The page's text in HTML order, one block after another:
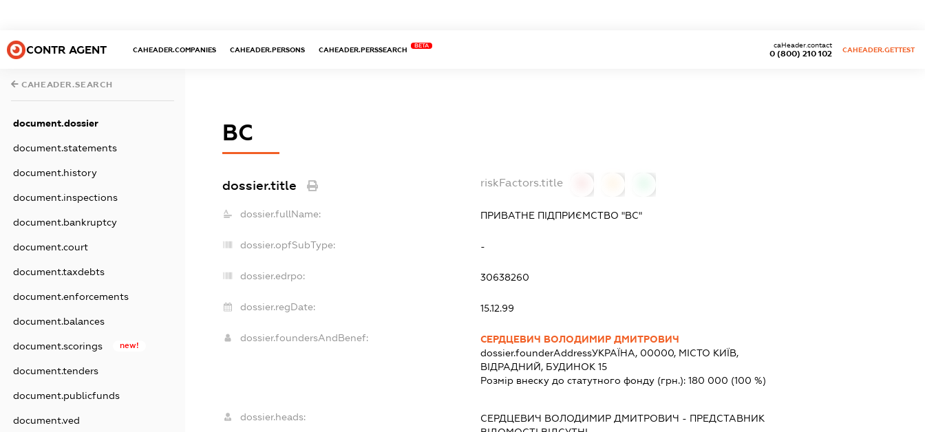
CONTR AGENT CAHEADER.COMPANIES CAHEADER.PERSONS CAHEADER.PERSSEARCH
BETA
0 (800) 210 102
caHeader.contact
CAHEADER.GETTEST
CAHEADER.SEARCH
document.dossier
document.statements
document.history
document.inspections
document.bankruptcy
document.court
document.taxdebts
document.enforcements
document.balances
document.scorings new!
document.tenders
document.publicfunds
document.ved
ВС
dossier.title riskFactors.title
dossier.fullName: ПРИВАТНЕ ПІДПРИЄМСТВО "ВС"
dossier.opfSubType: -
dossier.edrpo: 30638260
dossier.regDate: 15.12.99
dossier.foundersAndBenef:
СЕРДЦЕВИЧ ВОЛОДИМИР ДМИТРОВИЧ
dossier.founderAddressУКРАЇНА, 00000, МІСТО КИЇВ,
ВІДРАДНИЙ, БУДИНОК 15
Розмір внеску до статутного фонду (грн.): 180 000 (100 %)
dossier.heads: СЕРДЦЕВИЧ ВОЛОДИМИР ДМИТРОВИЧ - ПРЕДСТАВНИК